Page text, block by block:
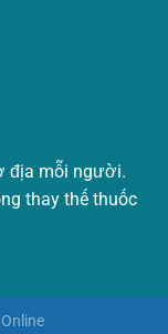
địa mỗi người.
thay thế thuốc